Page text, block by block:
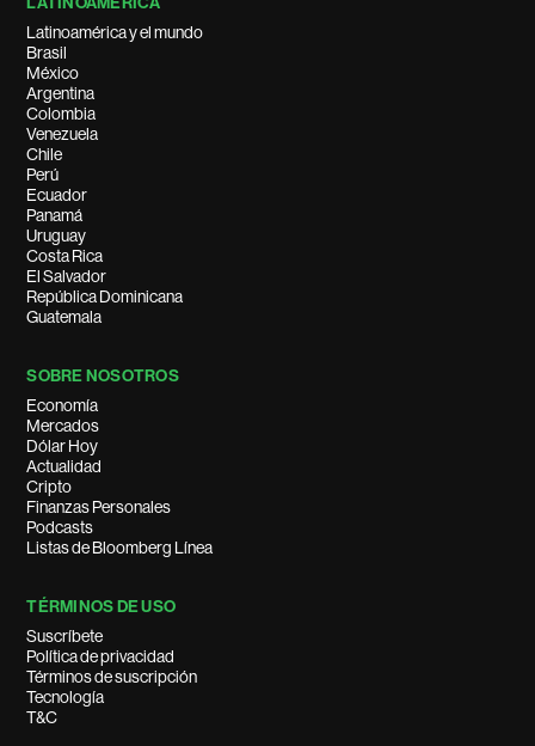
Latinoamérica y el mundo
Brasil
México
Argentina
Colombia
Venezuela
Chile
Perú
Ecuador
Panamá
Uruguay
Costa Rica
El Salvador
República Dominicana
Guatemala
SOBRE NOSOTROS
Economía
Mercados
Dólar Hoy
Actualidad
Cripto
Finanzas Personales
Podcasts
Listas de Bloomberg Línea
TÉRMINOS DE USO
Suscríbete
Política de privacidad
Términos de suscripción
Tecnología
T&C